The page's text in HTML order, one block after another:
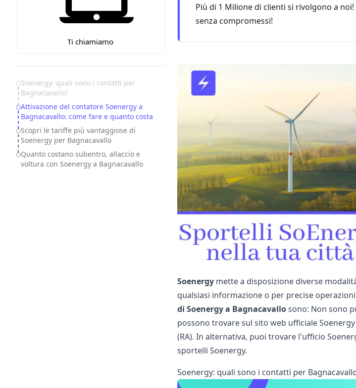
Ti chiamiamo
Table of Contents
Soenergy: quali sono i contatti per
Bagnacavallo?
Attivazione del contatore Soenergy a
Bagnacavallo: come fare e quanto costa
Scopri le tariffe più vantaggiose di
Soenergy per Bagnacavallo
Quanto costano subentro, allaccio e
voltura con Soenergy a Bagnacavallo
Più di 1 Milione di clienti si rivolgono a
senza compromessi!
Soenergymette a disposizione diverse
qualsiasi informazione o per precise
di Soenergy a Bagnacavallosono: Non sono
possono trovare sul sito web ufficiale
(RA). In alternativa, puoi trovare l'ufficio
sportelli Soenergy.
Soenergy: quali sono i contatti per